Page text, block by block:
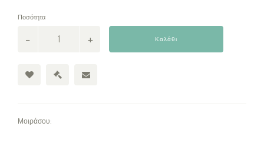
Ποσότητα
Καλάθι
Μοιράσου: